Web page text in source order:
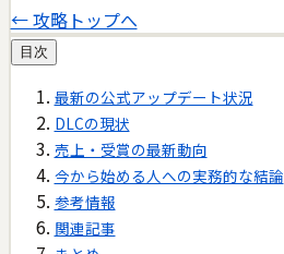
← 攻略トップへ
目次
最新の公式アップデート状況
DLCの現状
売上・受賞の最新動向
今から始める人への実務的な結論
参考情報
関連記事